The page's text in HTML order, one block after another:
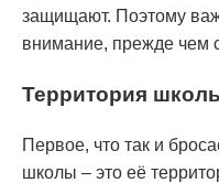
защищают. Поэтому
внимание, прежде чем
Территория
Первое, что так и
школы – это её